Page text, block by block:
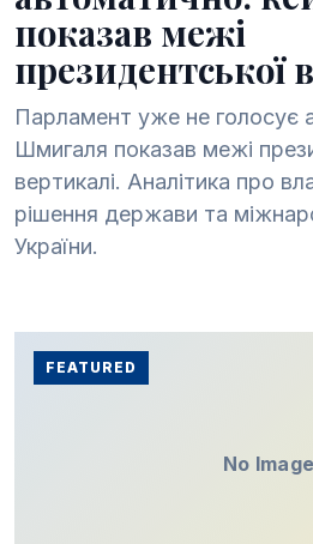
показав межі
президентської
Парламент уже не голосує
Шмигаля показав межі
вертикалі. Аналітика про
рішення держави та
України.
No Image
FEATURED